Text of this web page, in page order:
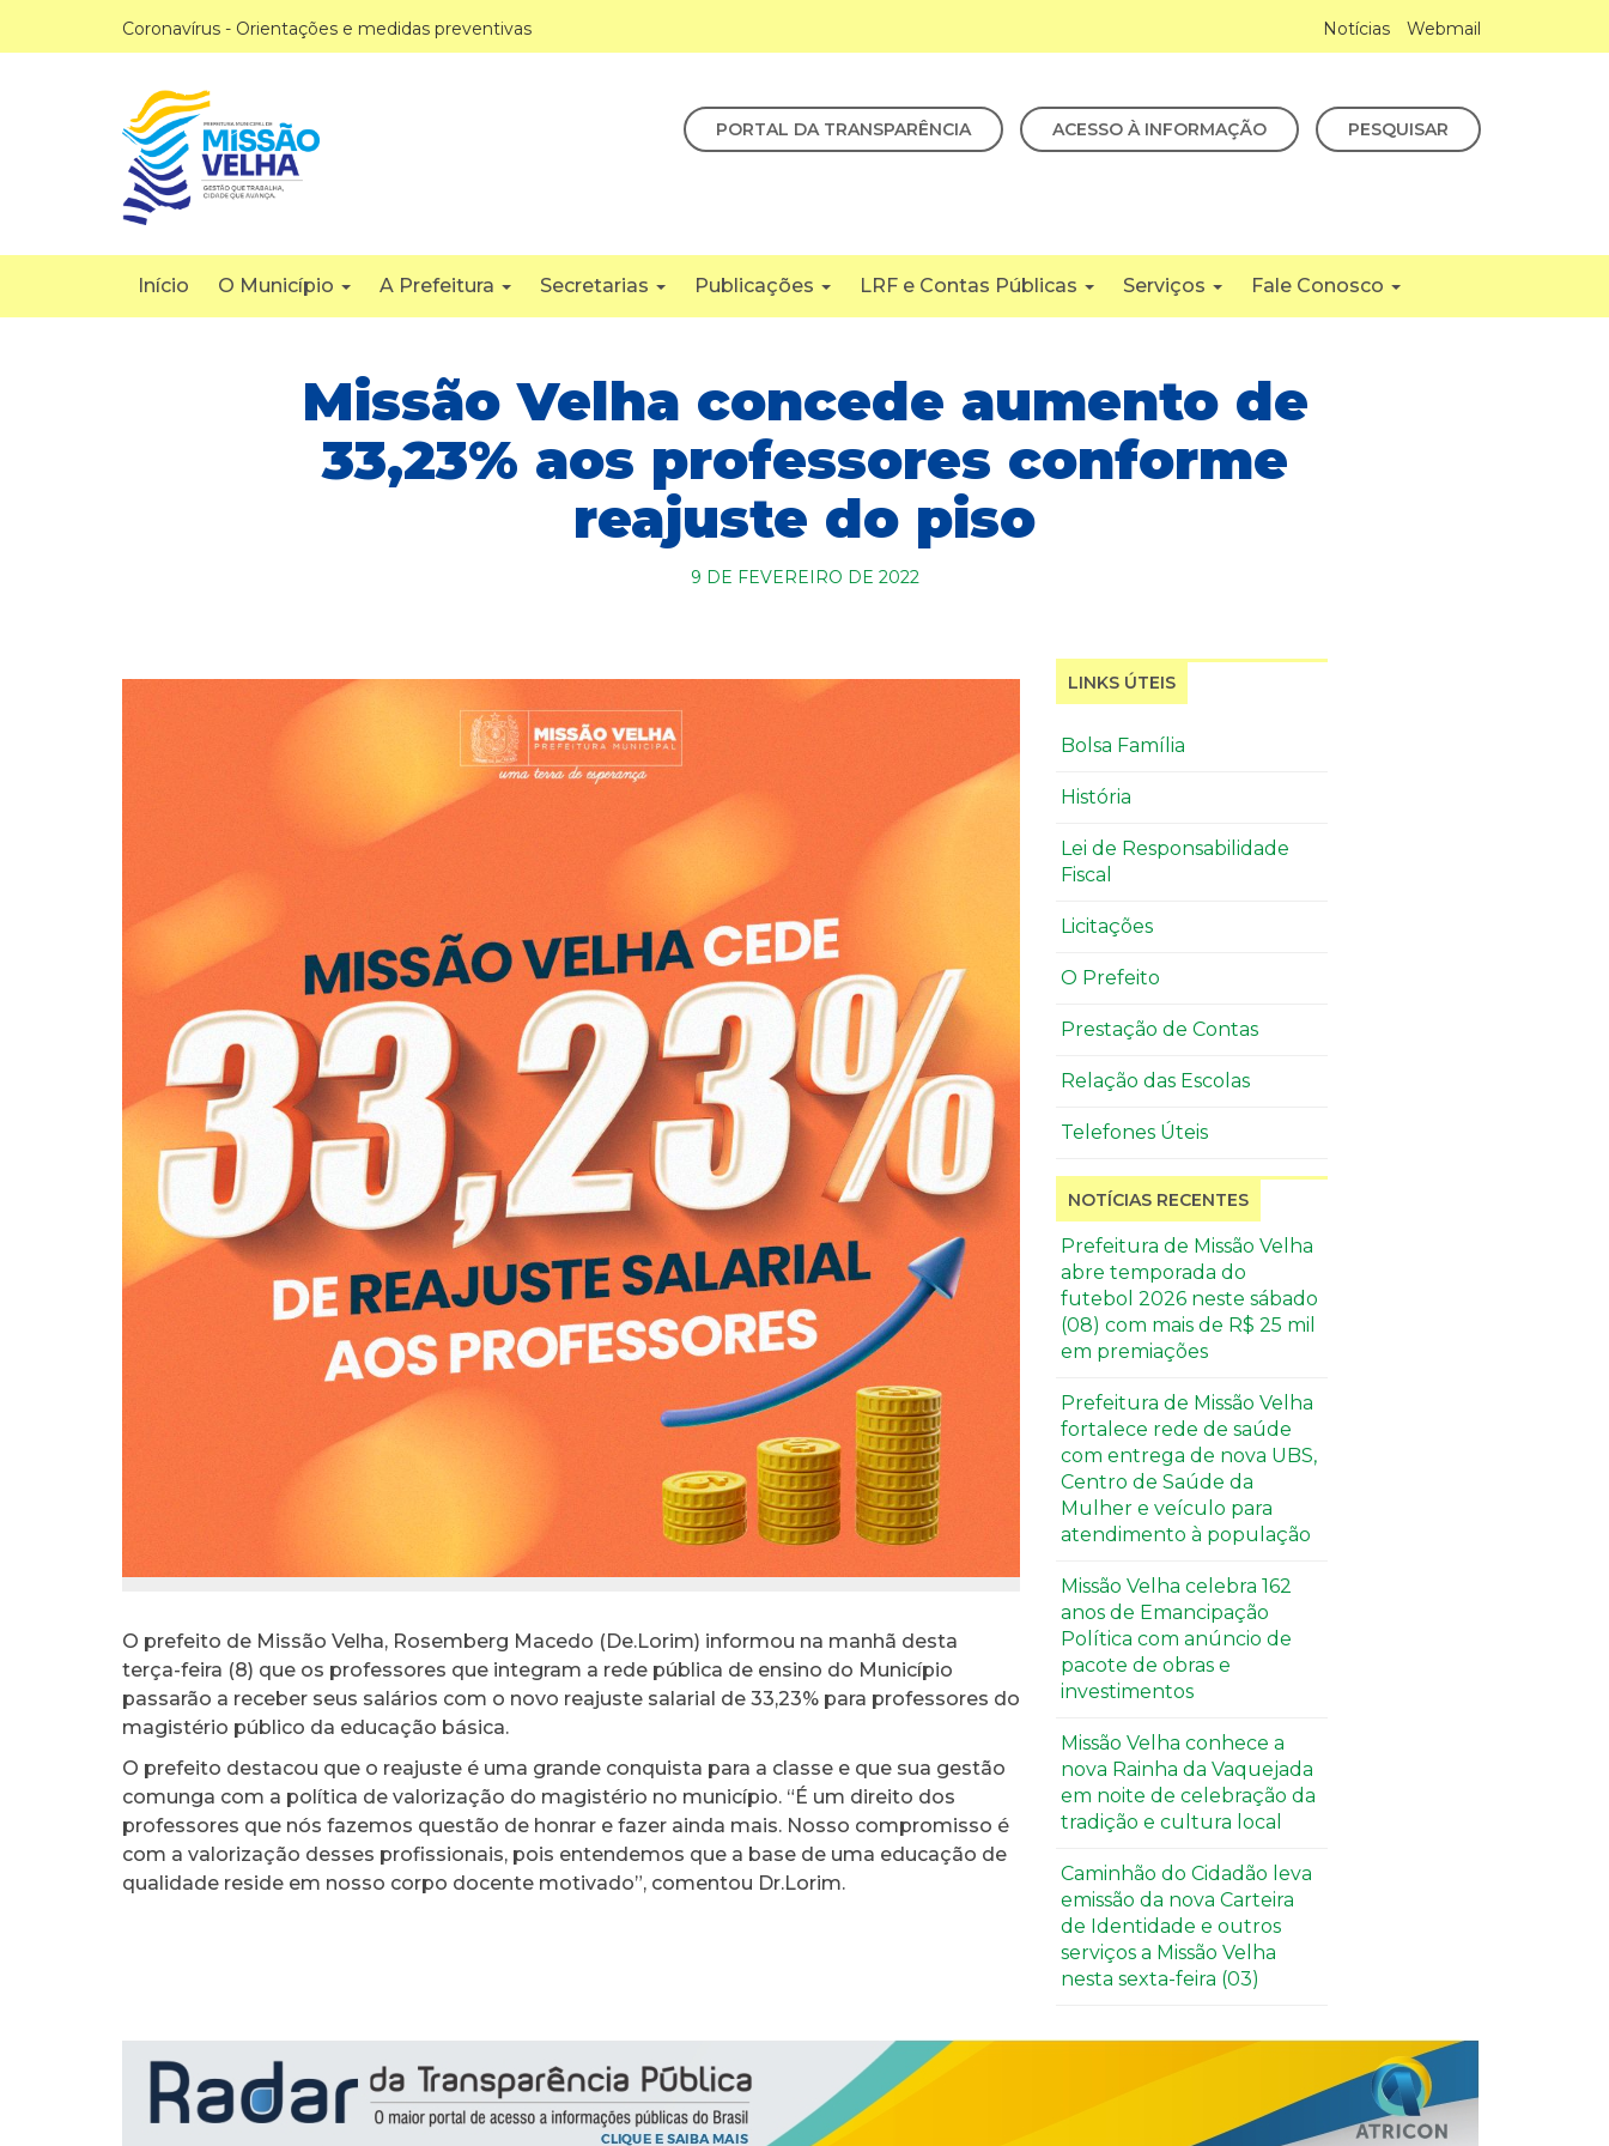
Coronavírus - Orientações e medidas preventivas Notícias Webmail
PORTAL DA TRANSPARÊNCIA ACESSO À INFORMAÇÃO PESQUISAR
Início O Município A Prefeitura Secretarias Publicações LRF e Contas Públicas Serviços Fale Conosco
Missão Velha concede aumento de
33,23% aos professores conforme
reajuste do piso
9 DE FEVEREIRO DE 2022
O prefeito de Missão Velha, Rosemberg Macedo (De.Lorim) informou na manhã desta
terça-feira (8) que os professores que integram a rede pública de ensino do Município
passarão a receber seus salários com o novo reajuste salarial de 33,23% para professores do
magistério público da educação básica.
O prefeito destacou que o reajuste é uma grande conquista para a classe e que sua gestão
comunga com a política de valorização do magistério no município. “É um direito dos
professores que nós fazemos questão de honrar e fazer ainda mais. Nosso compromisso é
com a valorização desses profissionais, pois entendemos que a base de uma educação de
qualidade reside em nosso corpo docente motivado”, comentou Dr.Lorim.
LINKS ÚTEIS
Bolsa Família
História
Lei de Responsabilidade
Fiscal
Licitações
O Prefeito
Prestação de Contas
Relação das Escolas
Telefones Úteis
NOTÍCIAS RECENTES
Prefeitura de Missão Velha
abre temporada do
futebol 2026 neste sábado
(08) com mais de R$ 25 mil
em premiações
Prefeitura de Missão Velha
fortalece rede de saúde
com entrega de nova UBS,
Centro de Saúde da
Mulher e veículo para
atendimento à população
Missão Velha celebra 162
anos de Emancipação
Política com anúncio de
pacote de obras e
investimentos
Missão Velha conhece a
nova Rainha da Vaquejada
em noite de celebração da
tradição e cultura local
Caminhão do Cidadão leva
emissão da nova Carteira
de Identidade e outros
serviços a Missão Velha
nesta sexta-feira (03)